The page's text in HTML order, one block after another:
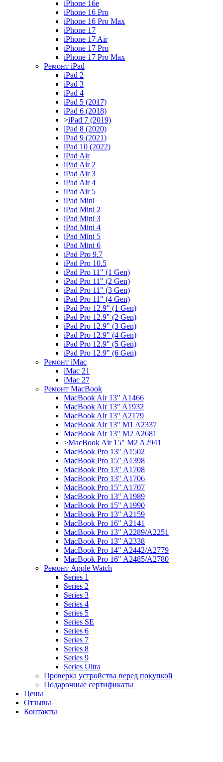
iPhone 16e
iPhone 16 Pro
iPhone 16 Pro Max
iPhone 17
iPhone 17 Air
iPhone 17 Pro
iPhone 17 Pro Max
Ремонт iPad
iPad 2
iPad 3
iPad 4
iPad 5 (2017)
iPad 6 (2018)
>iPad 7 (2019)
iPad 8 (2020)
iPad 9 (2021)
iPad 10 (2022)
iPad Air
iPad Air 2
iPad Air 3
iPad Air 4
iPad Air 5
iPad Mini
iPad Mini 2
iPad Mini 3
iPad Mini 4
iPad Mini 5
iPad Mini 6
iPad Pro 9.7
iPad Pro 10.5
iPad Pro 11" (1 Gen)
iPad Pro 11" (2 Gen)
iPad Pro 11" (3 Gen)
iPad Pro 11" (4 Gen)
iPad Pro 12.9" (1 Gen)
iPad Pro 12.9" (2 Gen)
iPad Pro 12.9" (3 Gen)
iPad Pro 12.9" (4 Gen)
iPad Pro 12.9" (5 Gen)
iPad Pro 12.9" (6 Gen)
Ремонт iMac
iMac 21
iMac 27
Ремонт MacBook
MacBook Air 13" A1466
MacBook Air 13" A1932
MacBook Air 13" A2179
MacBook Air 13" M1 A2337
MacBook Air 13" M2 A2681
>MacBook Air 15" M2 A2941
MacBook Pro 13" A1502
MacBook Pro 15" A1398
MacBook Pro 13" A1708
MacBook Pro 13" A1706
MacBook Pro 15" A1707
MacBook Pro 13" A1989
MacBook Pro 15" A1990
MacBook Pro 13" A2159
MacBook Pro 16" A2141
MacBook Pro 13" A2289/A2251
MacBook Pro 13" A2338
MacBook Pro 14" A2442/A2779
MacBook Pro 16" A2485/A2780
Ремонт Apple Watch
Series 1
Series 2
Series 3
Series 4
Series 5
Series SE
Series 6
Series 7
Series 8
Series 9
Series Ultra
Проверка устройства перед покупкой
Подарочные сертификаты
Цены
Отзывы
Контакты